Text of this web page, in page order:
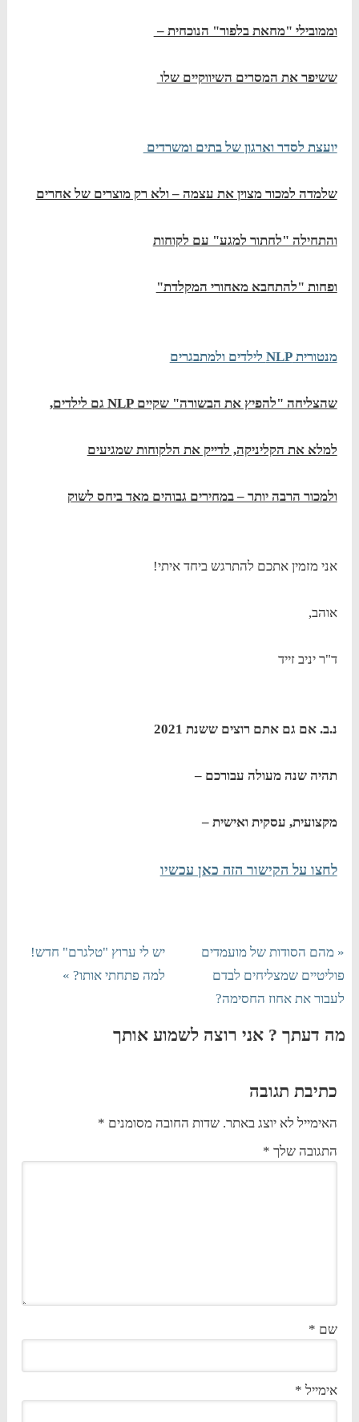
וממובילי "מחאת בלפור" הנוכחית –
ששיפר את המסרים השיווקיים שלו
יועצת לסדר וארגון של בתים ומשרדים
שלמדה למכור מצוין את עצמה – ולא רק מוצרים של אחרים
והתחילה "לחתור למגע" עם לקוחות
ופחות "להתחבא מאחורי המקלדת"
מנטורית NLP לילדים ולמתבגרים
שהצליחה "להפיץ את הבשורה" שקיים NLP גם לילדים,
למלא את הקליניקה, לדייק את הלקוחות שמגיעים
ולמכור הרבה יותר – במחירים גבוהים מאד ביחס לשוק
אני מזמין אתכם להתרגש ביחד איתי!
אוהב,
ד"ר יניב זייד
נ.ב. אם גם אתם רוצים ששנת 2021
תהיה שנה מעולה עבורכם –
מקצועית, עסקית ואישית –
לחצו על הקישור הזה כאן עכשיו
« מהם הסודות של מועמדים
פוליטיים שמצליחים לבדם
לעבור את אחוז החסימה?
יש לי ערוץ "טלגרם" חדש!
למה פתחתי אותו? »
מה דעתך ? אני רוצה לשמוע אותך
כתיבת תגובה
האימייל לא יוצג באתר. שדות החובה מסומנים *
התגובה שלך *
שם *
אימייל *